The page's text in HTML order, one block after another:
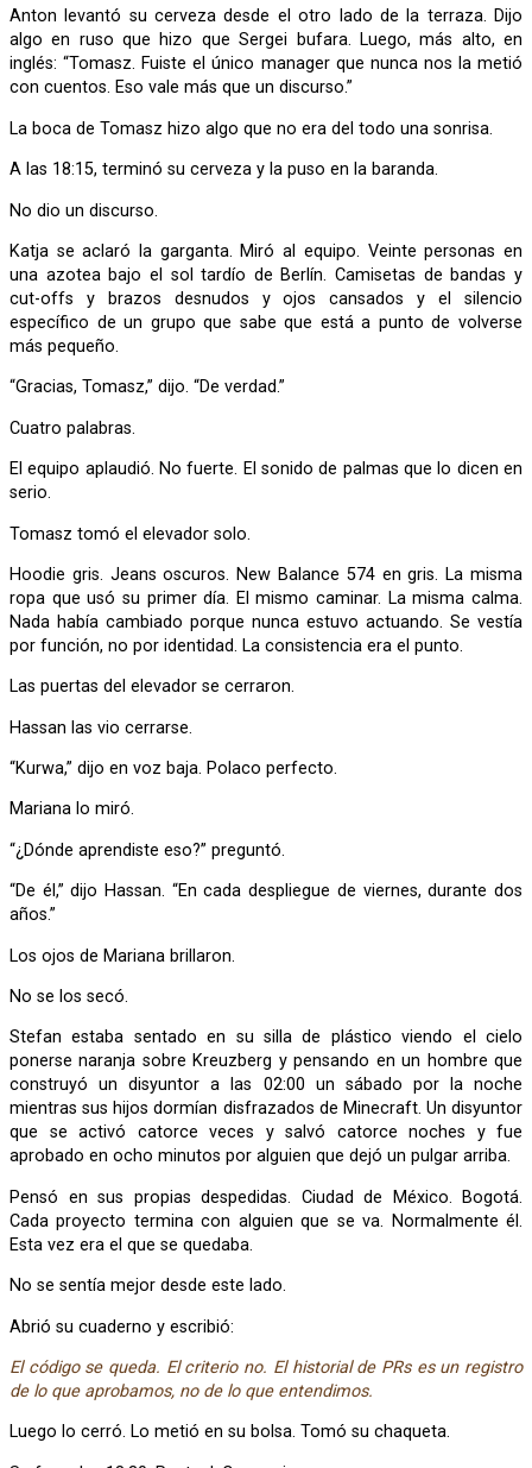
Anton levantó su cerveza desde el otro lado de la terraza. Dijo
algo en ruso que hizo que Sergei bufara. Luego, más alto, en
inglés: “Tomasz. Fuiste el único manager que nunca nos la metió
con cuentos. Eso vale más que un discurso.”
La boca de Tomasz hizo algo que no era del todo una sonrisa.
A las 18:15, terminó su cerveza y la puso en la baranda.
No dio un discurso.
Katja se aclaró la garganta. Miró al equipo. Veinte personas en
una azotea bajo el sol tardío de Berlín. Camisetas de bandas y
cut-offs y brazos desnudos y ojos cansados y el silencio
específico de un grupo que sabe que está a punto de volverse
más pequeño.
“Gracias, Tomasz,” dijo. “De verdad.”
Cuatro palabras.
El equipo aplaudió. No fuerte. El sonido de palmas que lo dicen en
serio.
Tomasz tomó el elevador solo.
Hoodie gris. Jeans oscuros. New Balance 574 en gris. La misma
ropa que usó su primer día. El mismo caminar. La misma calma.
Nada había cambiado porque nunca estuvo actuando. Se vestía
por función, no por identidad. La consistencia era el punto.
Las puertas del elevador se cerraron.
Hassan las vio cerrarse.
“Kurwa,” dijo en voz baja. Polaco perfecto.
Mariana lo miró.
“¿Dónde aprendiste eso?” preguntó.
“De él,” dijo Hassan. “En cada despliegue de viernes, durante dos
años.”
Los ojos de Mariana brillaron.
No se los secó.
Stefan estaba sentado en su silla de plástico viendo el cielo
ponerse naranja sobre Kreuzberg y pensando en un hombre que
construyó un disyuntor a las 02:00 un sábado por la noche
mientras sus hijos dormían disfrazados de Minecraft. Un disyuntor
que se activó catorce veces y salvó catorce noches y fue
aprobado en ocho minutos por alguien que dejó un pulgar arriba.
Pensó en sus propias despedidas. Ciudad de México. Bogotá.
Cada proyecto termina con alguien que se va. Normalmente él.
Esta vez era el que se quedaba.
No se sentía mejor desde este lado.
Abrió su cuaderno y escribió:
El código se queda. El criterio no. El historial de PRs es un registro
de lo que aprobamos, no de lo que entendimos.
Luego lo cerró. Lo metió en su bolsa. Tomó su chaqueta.